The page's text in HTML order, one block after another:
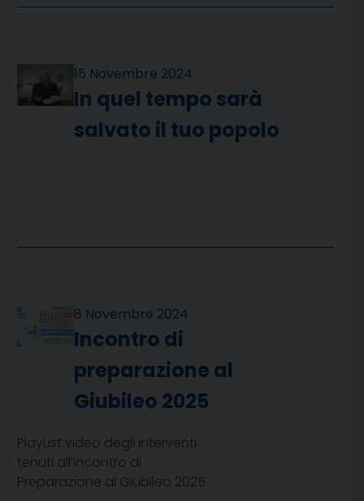
15 Novembre 2024
In quel tempo sarà
salvato il tuo popolo
8 Novembre 2024
Incontro di
preparazione al
Giubileo 2025
PlayList video degli interventi
tenuti all’incontro di
Preparazione al Giubileo 2025